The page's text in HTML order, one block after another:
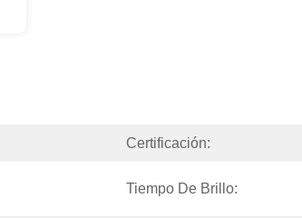
Certificación:
Tiempo De Brillo: